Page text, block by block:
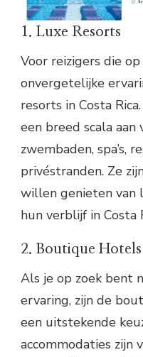
1. Luxe Resorts
Voor reizigers die
onvergetelijke
resorts in Costa
een breed scala aan
zwembaden, spa’s,
privéstranden. Ze
willen genieten van
hun verblijf in Costa
2. Boutique Hotels
Als je op zoek bent
ervaring, zijn de
een uitstekende
accommodaties zijn